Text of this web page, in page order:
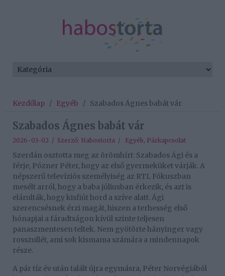
Kezdőlap / Egyéb / Szabados Ágnes babát vár
Szabados Ágnes babát vár
2026-03-02 / Szerző: Habostorta / Egyéb, Párkapcsolat
Szerdán osztotta meg az örömhírt: Szabados Ági és a
férje, Pózner Péter, hogy az első gyermeküket várják. A
népszerű televíziós személyiség az RTL Fókuszban
mesélt arról, hogy a baba júliusban érkezik, és azt is
elárulták, hogy kisfiút hord a szíve alatt. Ági
szerencsésnek érzi magát, hiszen a terhesség első
hónapjai a fáradtságon kívül szinte teljesen
panaszmentesen teltek. Nem gyötörte hányinger vagy
rosszullét, ami sok kismama számára a mindennapok
része.
A pár tíz év után talált újra egymásra, Péter Norvégiából